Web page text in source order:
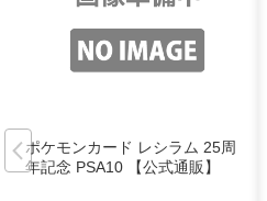
ポケモンカード レシラム 25周
年記念 PSA10 【公式通販】